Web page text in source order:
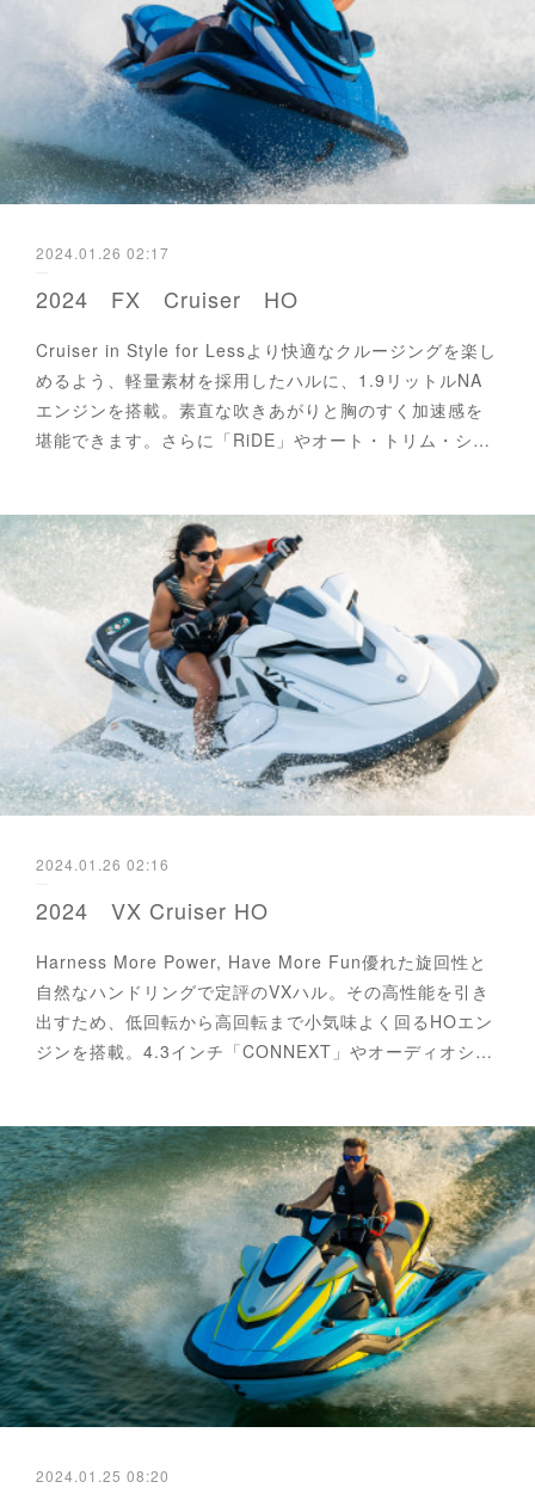
2024.01.26 02:17
2024 FX Cruiser HO
Cruiser in Style for Lessより快適なクルージングを楽し
めるよう、軽量素材を採用したハルに、1.9リットルNA
エンジンを搭載。素直な吹きあがりと胸のすく加速感を
堪能できます。さらに「RiDE」やオート・トリム・シ…
2024.01.26 02:16
2024 VX Cruiser HO
Harness More Power, Have More Fun優れた旋回性と
自然なハンドリングで定評のVXハル。その高性能を引き
出すため、低回転から高回転まで小気味よく回るHOエン
ジンを搭載。4.3インチ「CONNEXT」やオーディオシ…
2024.01.25 08:20